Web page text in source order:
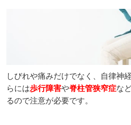
しびれや痛みだけでなく、自律神
らには歩行障害や脊柱管狭窄症な
るので注意が必要です。